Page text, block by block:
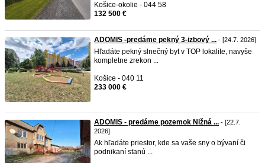
Košice-okolie - 044 58
132 500 €
ADOMIS -predáme pekný 3-izbový ... - [24.7. 2026]
Hľadáte pekný slnečný byt v TOP lokalite, navyše
kompletne zrekon ...
Košice - 040 11
233 000 €
ADOMIS - predáme pozemok Nižná ... - [22.7.
2026]
Ak hľadáte priestor, kde sa vaše sny o bývaní či
podnikaní stanú ...